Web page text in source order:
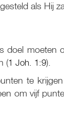
als Hij
(1 Joh. 1:9).
te
om vijf